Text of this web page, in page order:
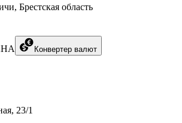
Брестская область
Конвертер валют
23/1